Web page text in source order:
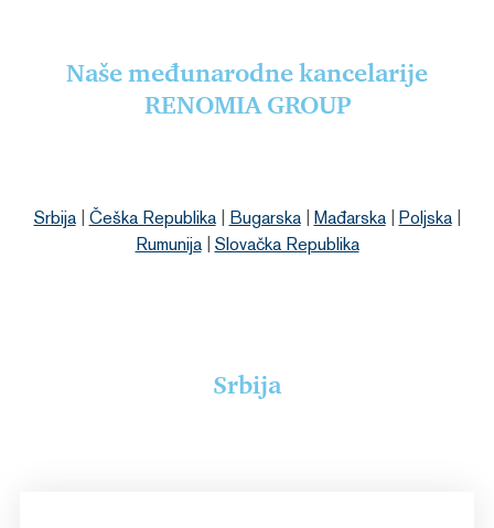
Naše međunarodne kancelarije
RENOMIA GROUP
Srbija| Češka Republika| Bugarska| Mađarska| Poljska|
Rumunija| Slovačka Republika
Srbija